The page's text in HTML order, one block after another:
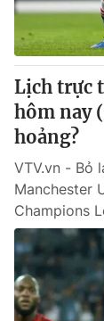
Lịch trực
hôm nay
hoảng?
VTV.vn - Bỏ
Manchester
Champions